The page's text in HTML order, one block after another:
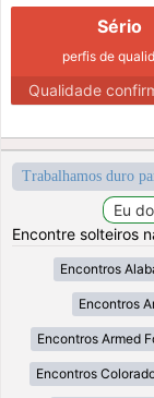
Sério
perfis de
Qualidade
Trabalhamos duro
Encontre solteiros
Encontros
Encontros
Encontros Armed
Encontros